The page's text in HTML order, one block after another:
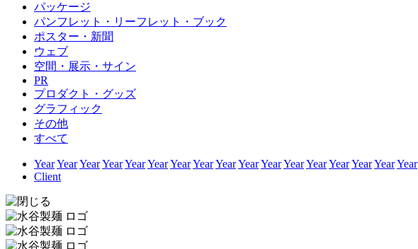
パッケージ
パンフレット・リーフレット・ブック
ポスター・新聞
ウェブ
空間・展示・サイン
PR
プロダクト・グッズ
グラフィック
その他
すべて
YearYearYearYearYearYearYearYearYearYearYearYearYearYearYearYearYear
Client